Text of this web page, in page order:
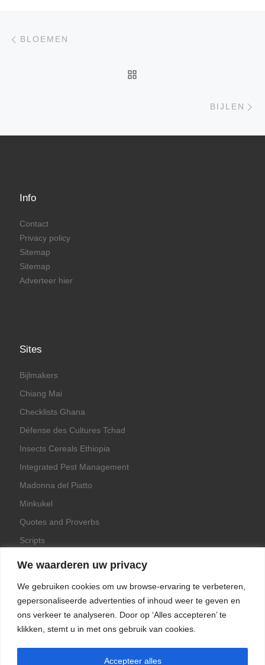
We waarderen uw privacy
We gebruiken cookies om uw browse-ervaring te verbeteren,
gepersonaliseerde advertenties of inhoud weer te geven en
ons verkeer te analyseren. Door op ‘Alles accepteren’ te
klikken, stemt u in met ons gebruik van cookies.
Accepteer alles
Berichtnavigatie
BLOEMEN
BIJLEN
Info
Contact
Privacy policy
Sitemap
Sitemap
Adverteer hier
Sites
Bijlmakers
Chiang Mai
Checklists Ghana
Défense des Cultures Tchad
Insects Cereals Ethiopia
Integrated Pest Management
Madonna del Piatto
Minkukel
Quotes and Proverbs
Scripts
Game